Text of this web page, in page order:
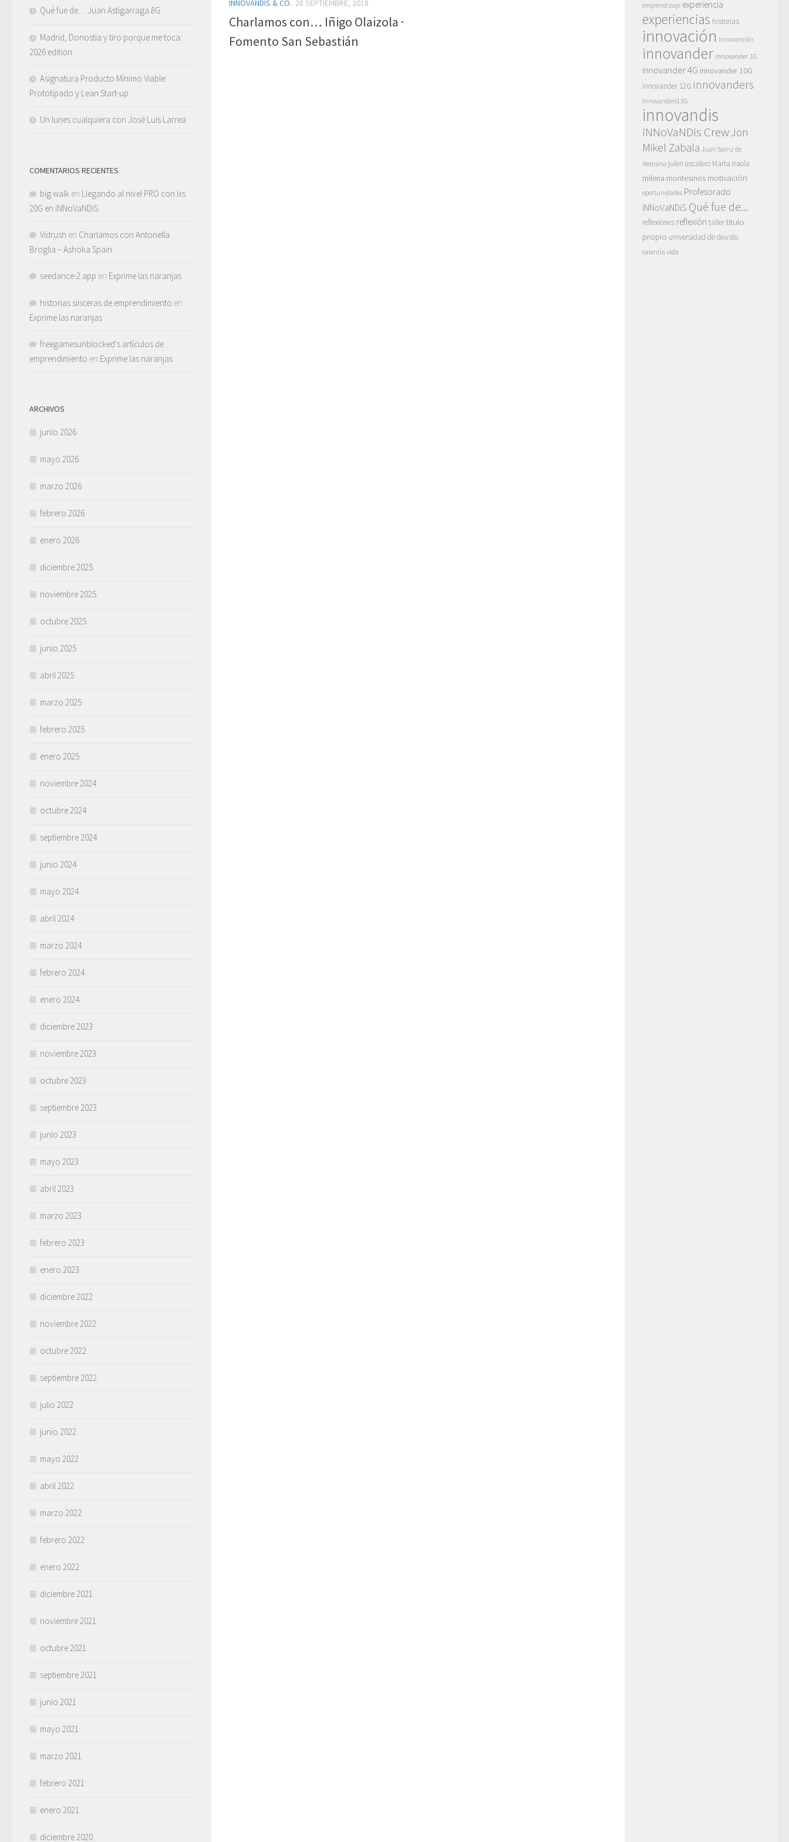
INNOVANDIS & CO. 28 SEPTIEMBRE, 2018
Charlamos con… Iñigo Olaizola ·
Fomento San Sebastián
Qué fue de… Juan Astigarraga 8G
Madrid, Donostia y tiro porque me toca:
2026 edition
Asignatura Producto Mínimo Viable:
Prototipado y Lean Start-up
Un lunes cualquiera con José Luis Larrea
COMENTARIOS RECIENTES
big walk en Llegando al nivel PRO con lxs
20G en iNNoVaNDiS
Vidrush en Charlamos con Antonella
Broglia – Ashoka Spain
seedance-2.app en Exprime las naranjas
historias sinceras de emprendimiento en
Exprime las naranjas
freegamesunblocked's artículos de
emprendimiento en Exprime las naranjas
ARCHIVOS
junio 2026
mayo 2026
marzo 2026
febrero 2026
enero 2026
diciembre 2025
noviembre 2025
octubre 2025
junio 2025
abril 2025
marzo 2025
febrero 2025
enero 2025
noviembre 2024
octubre 2024
septiembre 2024
junio 2024
mayo 2024
abril 2024
marzo 2024
febrero 2024
enero 2024
diciembre 2023
noviembre 2023
octubre 2023
septiembre 2023
junio 2023
mayo 2023
abril 2023
marzo 2023
febrero 2023
enero 2023
diciembre 2022
noviembre 2022
octubre 2022
septiembre 2022
julio 2022
junio 2022
mayo 2022
abril 2022
marzo 2022
febrero 2022
enero 2022
diciembre 2021
noviembre 2021
octubre 2021
septiembre 2021
junio 2021
mayo 2021
marzo 2021
febrero 2021
enero 2021
diciembre 2020
emprendizaje experiencia
experiencias historias
innovación innovanción
innovander innovander 1G
innovander 4G innovander 10G
innovander 12G innovanders
innovanders13G
innovandis
iNNoVaNDis CrewJon
Mikel Zabala Juan Sainz de
Medrano julen escalero Marta Iraola
milena montesinos motivación
oportunidades Profesorado
iNNoVaNDiS Qué fue de...
reflexiones reflexión tallertitulo
propio universidad de deusto
valentía vida